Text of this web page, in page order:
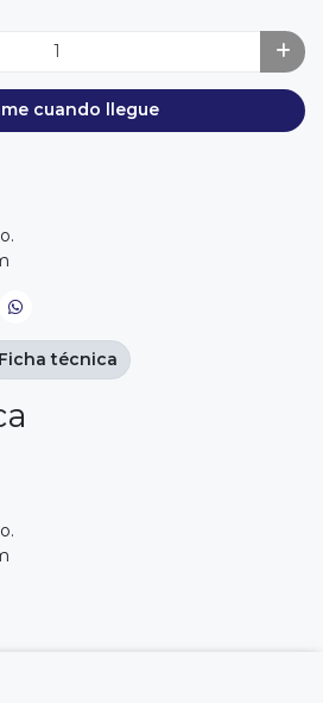
cuando llegue
Ficha técnica